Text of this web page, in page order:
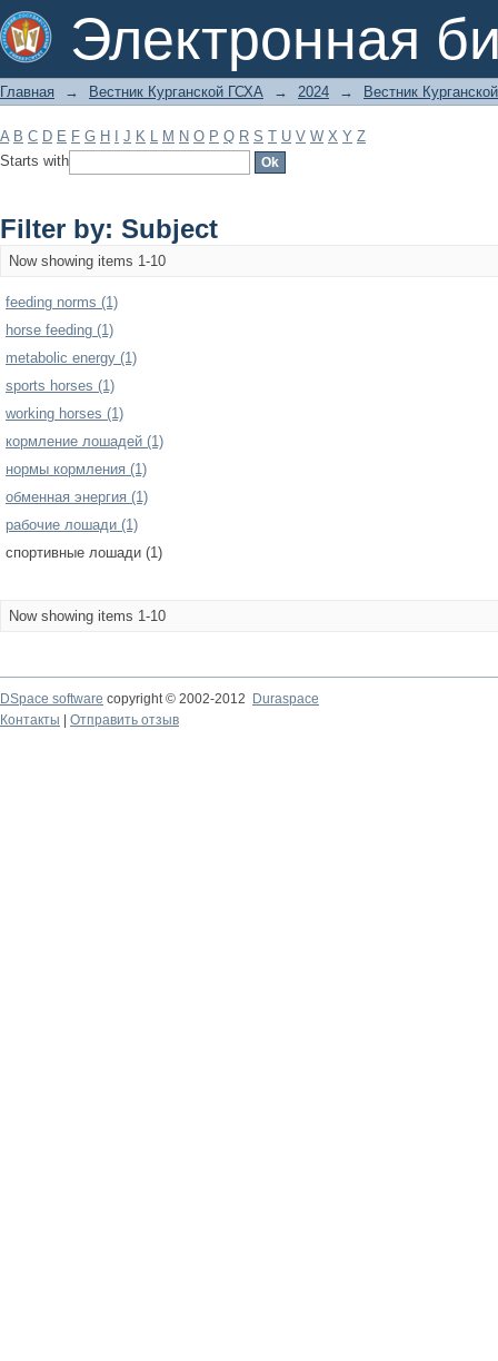
Электронная
Filter by: Subject
Главная → Вестник Курганской ГСХА → 2024 → Вестник
A B C D E F G H J K L M N O P Q R S T U V W X Y Z
Starts with
Filter by: Subject
Now showing items 1-10
feeding norms (1)
horse feeding (1)
metabolic energy (1)
sports horses (1)
working horses (1)
кормление лошадей (1)
нормы кормления (1)
обменная энергия (1)
рабочие лошади (1)
спортивные лошади (1)
Now showing items 1-10
DSpace software copyright © 2002-2012
Duraspace
Контакты
Отправить отзыв